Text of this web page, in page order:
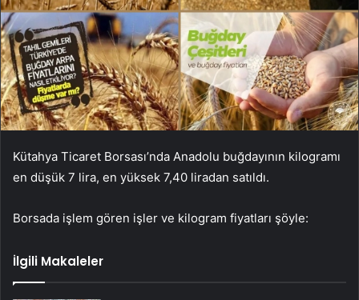
Kütahya Ticaret Borsası’nda Anadolu buğdayının kilogramı
en düşük 7 lira, en yüksek 7,40 liradan satıldı.
Borsada işlem gören işler ve kilogram fiyatları şöyle:
İlgili Makaleler